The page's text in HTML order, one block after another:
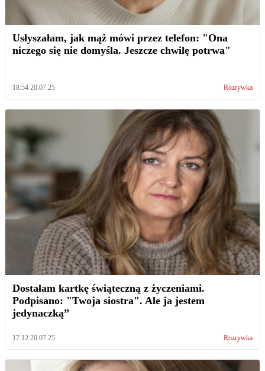
Usłyszałam, jak mąż mówi przez telefon: "Ona
niczego się nie domyśla. Jeszcze chwilę potrwa"
18:54 20.07.25 Rozrywka
Dostałam kartkę świąteczną z życzeniami.
Podpisano: "Twoja siostra". Ale ja jestem
jedynaczką”
17:12 20.07.25 Rozrywka